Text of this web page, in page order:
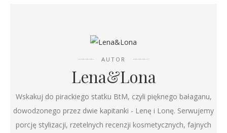
AUTOR
Lena&Lona
Wskakuj do pirackiego statku BtM, czyli pięknego bałaganu,
dowodzonego przez dwie kapitanki - Lenę i Lonę. Serwujemy
porcję stylizacji, rzetelnych recenzji kosmetycznych, fajnych